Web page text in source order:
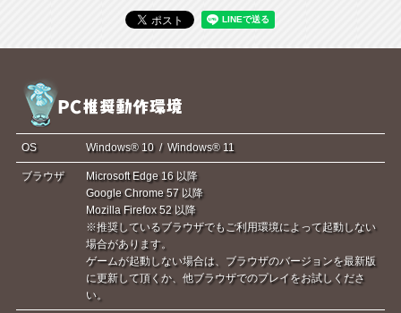
OS Windows® 10 / Windows® 11
ブラウザ
Microsoft Edge 16 以降
Google Chrome 57 以降
Mozilla Firefox 52 以降
※推奨しているブラウザでもご利用環境によって起動しない
場合があります。
ゲームが起動しない場合は、ブラウザのバージョンを最新版
に更新して頂くか、他ブラウザでのプレイをお試しくださ
い。